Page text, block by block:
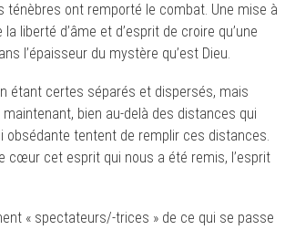
ténèbres ont remporté le combat. Une mise à
liberté d’âme et d’esprit de croire qu’une
l’épaisseur du mystère qu’est Dieu.
étant certes séparés et dispersés, mais
bien au-delà des distances qui
obsédante tentent de remplir ces distances.
cœur cet esprit qui nous a été remis, l’esprit
« spectateurs/-trices » de ce qui se passe